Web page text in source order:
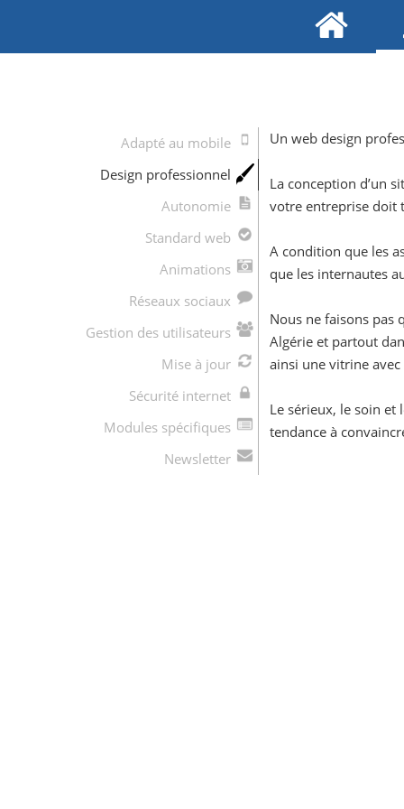
Adapté au mobile
Design professionnel
Autonomie
Standard web
Animations
Réseaux sociaux
Gestion des utilisateurs
Mise à jour
Sécurité internet
Modules spécifiques
Newsletter
Un web design
La conception d’un
votre entreprise doit
A condition que les
que les internautes
Nous ne faisons pas
Algérie et partout
ainsi une vitrine
Le sérieux, le soin
tendance à